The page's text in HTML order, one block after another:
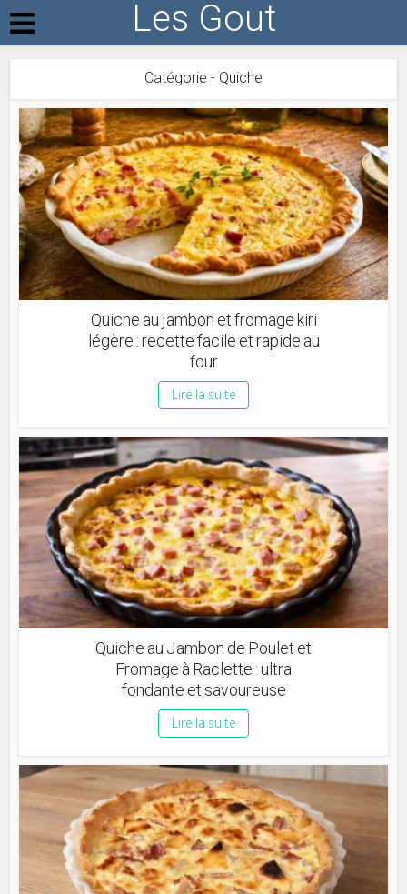
Les Gout
Catégorie - Quiche
Quiche au jambon et fromage kiri
légère : recette facile et rapide au
four
Lire la suite
Quiche au Jambon de Poulet et
Fromage à Raclette : ultra
fondante et savoureuse
Lire la suite